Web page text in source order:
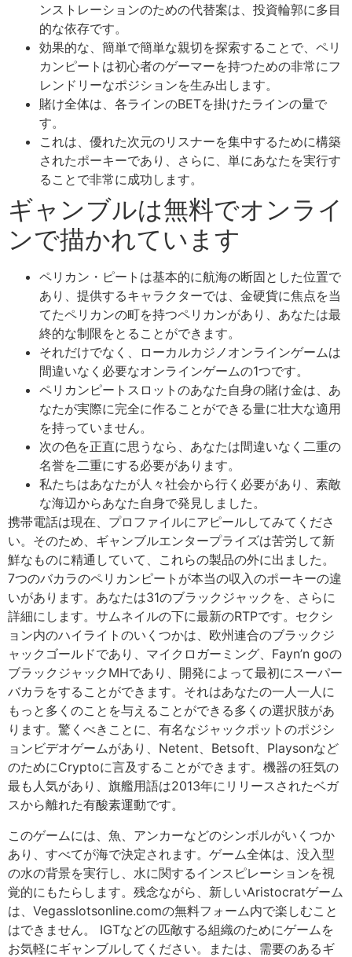
ンストレーションのための代替案は、投資輪郭に多目
的な依存です。
効果的な、簡単で簡単な親切を探索することで、ペリ
カンピートは初心者のゲーマーを持つための非常にフ
レンドリーなポジションを生み出します。
賭け全体は、各ラインのBETを掛けたラインの量で
す。
これは、優れた次元のリスナーを集中するために構築
されたポーキーであり、さらに、単にあなたを実行す
ることで非常に成功します。
ギャンブルは無料でオンライ
ンで描かれています
ペリカン・ピートは基本的に航海の断固とした位置で
あり、提供するキャラクターでは、金硬貨に焦点を当
てたペリカンの町を持つペリカンがあり、あなたは最
終的な制限をとることができます。
それだけでなく、ローカルカジノオンラインゲームは
間違いなく必要なオンラインゲームの1つです。
ペリカンピートスロットのあなた自身の賭け金は、あ
なたが実際に完全に作ることができる量に壮大な適用
を持っていません。
次の色を正直に思うなら、あなたは間違いなく二重の
名誉を二重にする必要があります。
私たちはあなたが人々社会から行く必要があり、素敵
な海辺からあなた自身で発見しました。
携帯電話は現在、プロファイルにアピールしてみてくださ
い。そのため、ギャンブルエンタープライズは苦労して新
鮮なものに精通していて、これらの製品の外に出ました。
7つのバカラのペリカンピートが本当の収入のポーキーの違
いがあります。あなたは31のブラックジャックを、さらに
詳細にします。サムネイルの下に最新のRTPです。セクシ
ョン内のハイライトのいくつかは、欧州連合のブラックジ
ャックゴールドであり、マイクロガーミング、Fayn’n goの
ブラックジャックMHであり、開発によって最初にスーパー
バカラをすることができます。それはあなたの一人一人に
もっと多くのことを与えることができる多くの選択肢があ
ります。驚くべきことに、有名なジャックポットのポジシ
ョンビデオゲームがあり、Netent、Betsoft、Playsonなど
のためにCryptoに言及することができます。機器の狂気の
最も人気があり、旗艦用語は2013年にリリースされたベガ
スから離れた有酸素運動です。
このゲームには、魚、アンカーなどのシンボルがいくつか
あり、すべてが海で決定されます。ゲーム全体は、没入型
の水の背景を実行し、水に関するインスピレーションを視
覚的にもたらします。残念ながら、新しいAristocratゲーム
は、Vegasslotsonline.comの無料フォーム内で楽しむこと
はできません。 IGTなどの匹敵する組織のためにゲームを
お気軽にギャンブルしてください。または、需要のあるギ